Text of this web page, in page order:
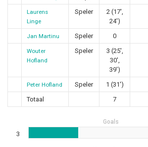
Laurens
Linge
Speler
2 (17',
24')
Jan Martinu Speler 0
Wouter
Hofland
Speler
3 (25',
30',
39')
Peter Hofland Speler 1 (31')
Totaal
7
Goals
3